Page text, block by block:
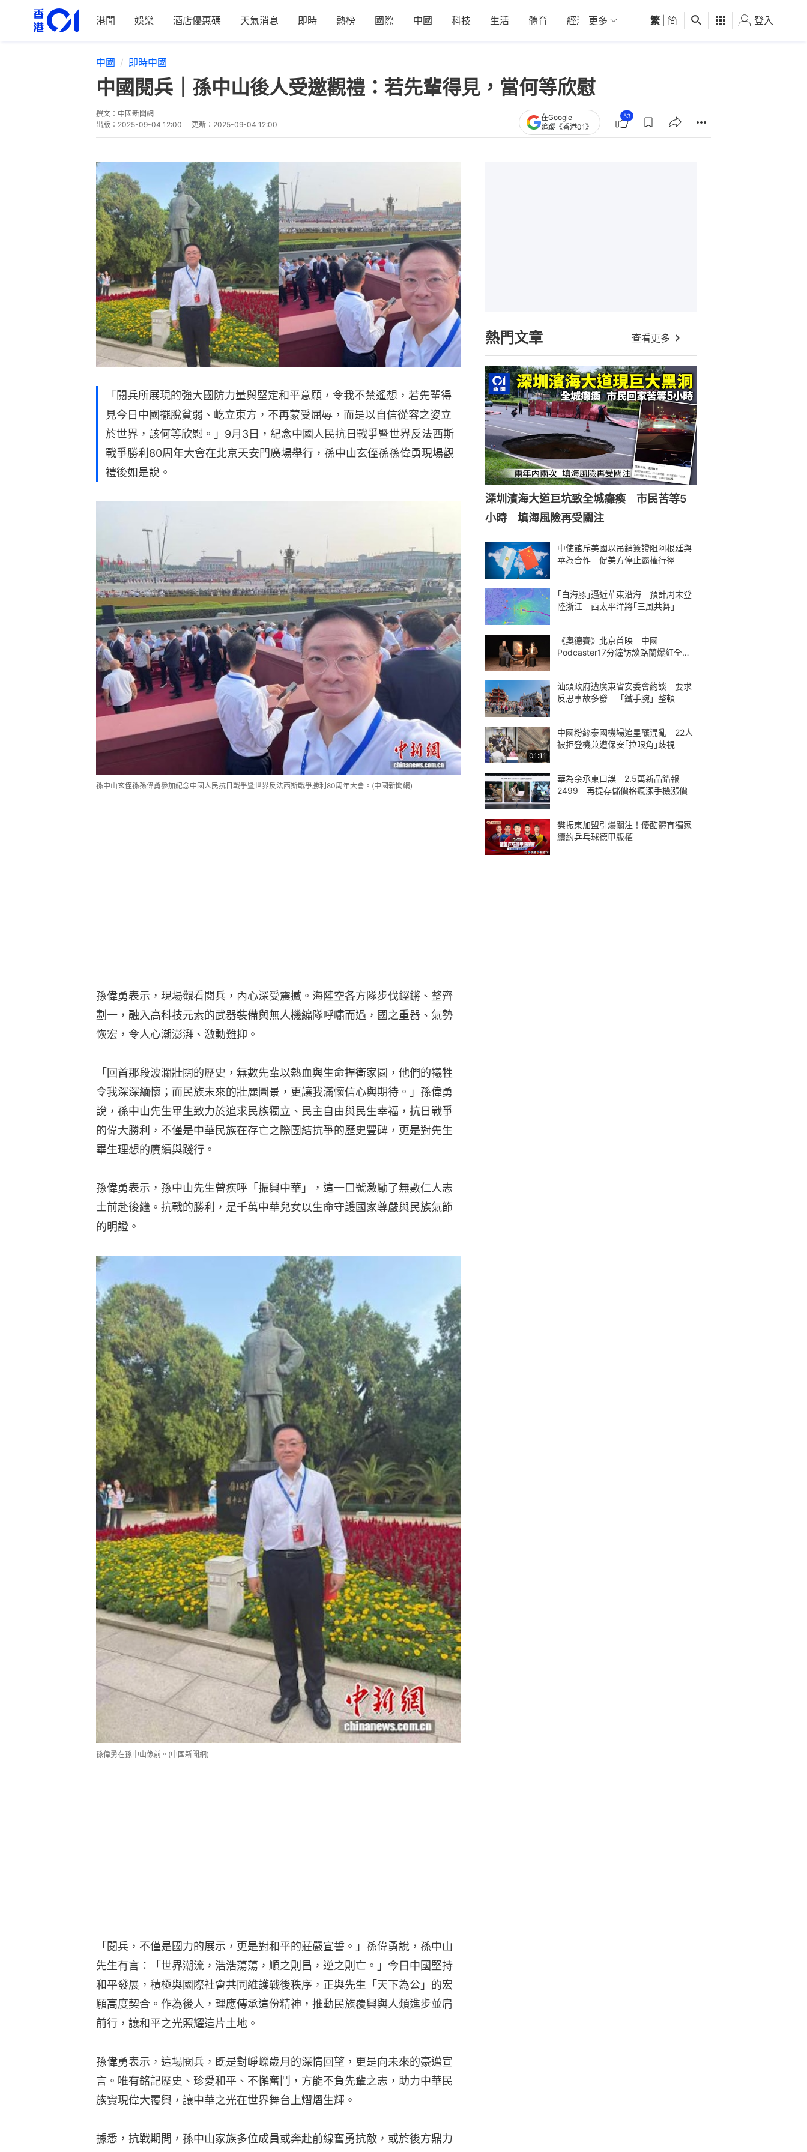
港聞 娛樂 酒店優惠碼 天氣消息 即時 熱榜 國際 中國 科技 生活 體育 經濟 01深圳 觀點 健康 好食玩飛
更多 繁 简 登入
中國 即時中國
中國閱兵｜孫中山後人受邀觀禮：若先輩得見，當何等欣慰
撰文： 中國新聞網
出版： 2025-09-04 12:00 更新： 2025-09-04 12:00
在Google
追蹤《香港01》
53
「閱兵所展現的強大國防力量與堅定和平意願，令我不禁遙想，若先輩得
見今日中國擺脫貧弱、屹立東方，不再蒙受屈辱，而是以自信從容之姿立
於世界，該何等欣慰。」9月3日，紀念中國人民抗日戰爭暨世界反法西斯
戰爭勝利80周年大會在北京天安門廣場舉行，孫中山玄侄孫孫偉勇現場觀
禮後如是說。
孫中山玄侄孫孫偉勇參加紀念中國人民抗日戰爭暨世界反法西斯戰爭勝利80周年大會。(中國新聞網)
孫偉勇表示，現場觀看閱兵，內心深受震撼。海陸空各方隊步伐鏗鏘、整齊
劃一，融入高科技元素的武器裝備與無人機編隊呼嘯而過，國之重器、氣勢
恢宏，令人心潮澎湃、激動難抑。
「回首那段波瀾壯闊的歷史，無數先輩以熱血與生命捍衛家園，他們的犧牲
令我深深緬懷；而民族未來的壯麗圖景，更讓我滿懷信心與期待。」孫偉勇
說，孫中山先生畢生致力於追求民族獨立、民主自由與民生幸福，抗日戰爭
的偉大勝利，不僅是中華民族在存亡之際團結抗爭的歷史豐碑，更是對先生
畢生理想的賡續與踐行。
孫偉勇表示，孫中山先生曾疾呼「振興中華」，這一口號激勵了無數仁人志
士前赴後繼。抗戰的勝利，是千萬中華兒女以生命守護國家尊嚴與民族氣節
的明證。
孫偉勇在孫中山像前。(中國新聞網)
「閱兵，不僅是國力的展示，更是對和平的莊嚴宣誓。」孫偉勇說，孫中山
先生有言：「世界潮流，浩浩蕩蕩，順之則昌，逆之則亡。」今日中國堅持
和平發展，積極與國際社會共同維護戰後秩序，正與先生「天下為公」的宏
願高度契合。作為後人，理應傳承這份精神，推動民族覆興與人類進步並肩
前行，讓和平之光照耀這片土地。
孫偉勇表示，這場閱兵，既是對崢嶸歲月的深情回望，更是向未來的豪邁宣
言。唯有銘記歷史、珍愛和平、不懈奮鬥，方能不負先輩之志，助力中華民
族實現偉大覆興，讓中華之光在世界舞台上熠熠生輝。
據悉，抗戰期間，孫中山家族多位成員或奔赴前線奮勇抗敵，或於後方鼎力
熱門文章 查看更多
深圳濱海大道巨坑致全城癱瘓 市民苦等5
小時 填海風險再受關注
中使館斥美國以吊銷簽證阻阿根廷與
華為合作 促美方停止霸權行徑
｢白海豚｣逼近華東沿海 預計周末登
陸浙江 西太平洋將｢三風共舞｣
《奧德賽》北京首映 中國
Podcaster17分鐘訪談路蘭爆紅全球
汕頭政府遭廣東省安委會約談 要求
反思事故多發 「鐵手腕」整頓
01:11
中國粉絲泰國機場追星釀混亂 22人
被拒登機兼遭保安｢拉眼角｣歧視
華為余承東口誤 2.5萬新品錯報
2499 再提存儲價格瘋漲手機漲價
樊振東加盟引爆關注！優酷體育獨家
續約乒乓球德甲版權